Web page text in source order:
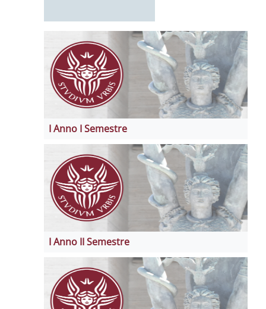
I Anno I Semestre
I Anno II Semestre